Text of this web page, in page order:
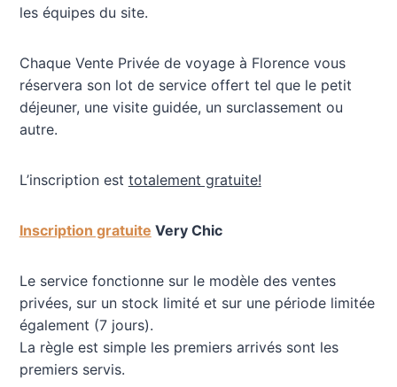
les équipes du site.
Chaque Vente Privée de voyage à Florence vous
réservera son lot de service offert tel que le petit
déjeuner, une visite guidée, un surclassement ou
autre.
L’inscription est totalement gratuite!
Inscription gratuite Very Chic
Le service fonctionne sur le modèle des ventes
privées, sur un stock limité et sur une période limitée
également (7 jours).
La règle est simple les premiers arrivés sont les
premiers servis.